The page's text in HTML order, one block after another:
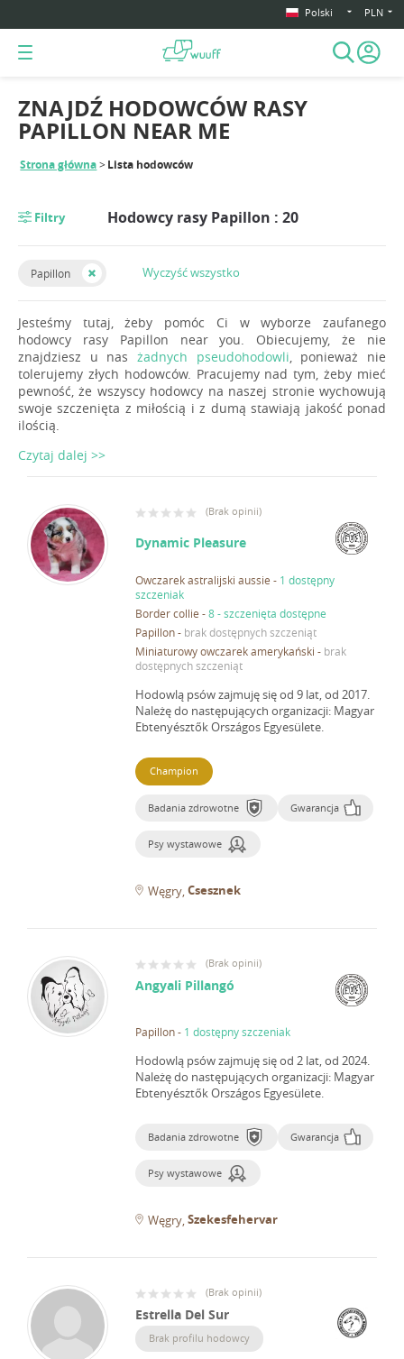
Polski PLN
Strona główna Lista hodowców
ZNAJDŹ HODOWCÓW RASY
PAPILLON NEAR ME
Filtry Hodowcy rasy Papillon : 20
Papillon Wyczyść wszystko
Jesteśmy tutaj, żeby pomóc Ci w wyborze zaufanego
hodowcy rasy Papillon near you. Obiecujemy, że nie
znajdziesz u nas żadnych pseudohodowli , ponieważ nie
tolerujemy złych hodowców. Pracujemy nad tym, żeby mieć
pewność, że wszyscy hodowcy na naszej stronie wychowują
swoje szczenięta z miłością i z dumą stawiają jakość ponad
ilością.
Czytaj dalej >>
(Brak opinii)
Dynamic Pleasure
Owczarek astralijski aussie - 1 dostępny
szczeniak
Border collie -8 - szczenięta dostępne
Papillon- brak dostępnych szczeniąt
Miniaturowy owczarek amerykański - brak
dostępnych szczeniąt
Hodowlą psów zajmuję się od 9 lat, od 2017.
Należę do następujących organizacji: Magyar
Ebtenyésztők Országos Egyesülete.
Champion
Badania zdrowotne Gwarancja
Psy wystawowe
Węgry Csesznek
(Brak opinii)
Angyali Pillangó
Papillon- 1 dostępny szczeniak
Hodowlą psów zajmuję się od 2 lat, od 2024.
Należę do następujących organizacji: Magyar
Ebtenyésztők Országos Egyesülete.
Badania zdrowotne Gwarancja
Psy wystawowe
Węgry Szekesfehervar
(Brak opinii)
Estrella Del Sur
Brak profilu hodowcy